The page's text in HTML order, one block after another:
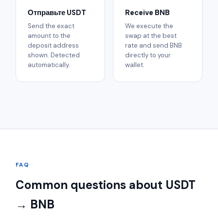
Отправьте USDT
Send the exact
amount to the
deposit address
shown. Detected
automatically.
Receive BNB
We execute the
swap at the best
rate and send BNB
directly to your
wallet.
FAQ
Common questions about USDT
→ BNB